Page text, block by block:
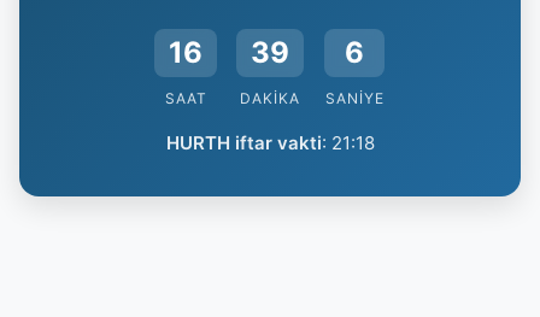
16
SAAT
39
DAKIKA
6
SANIYE
HURTH iftar vakti: 21:18